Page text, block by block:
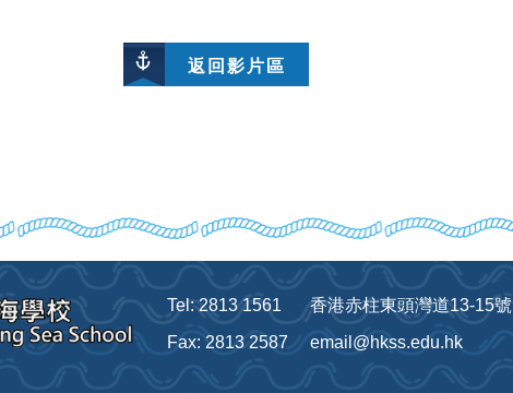
返回影片區
Tel: 2813 1561
Fax: 2813 2587
香港赤柱東頭灣道13-15號
email@hkss.edu.hk